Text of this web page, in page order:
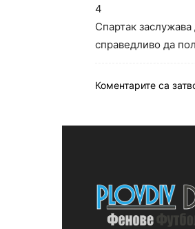
4
Спартак
справедливо да
Коментарите са